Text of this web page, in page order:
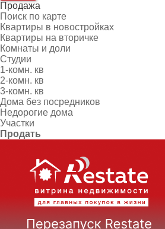
Продажа
Поиск по карте
Квартиры в новостройках
Квартиры на вторичке
Комнаты и доли
Студии
1-комн. кв
2-комн. кв
3-комн. кв
Дома без посредников
Недорогие дома
Участки
Продать